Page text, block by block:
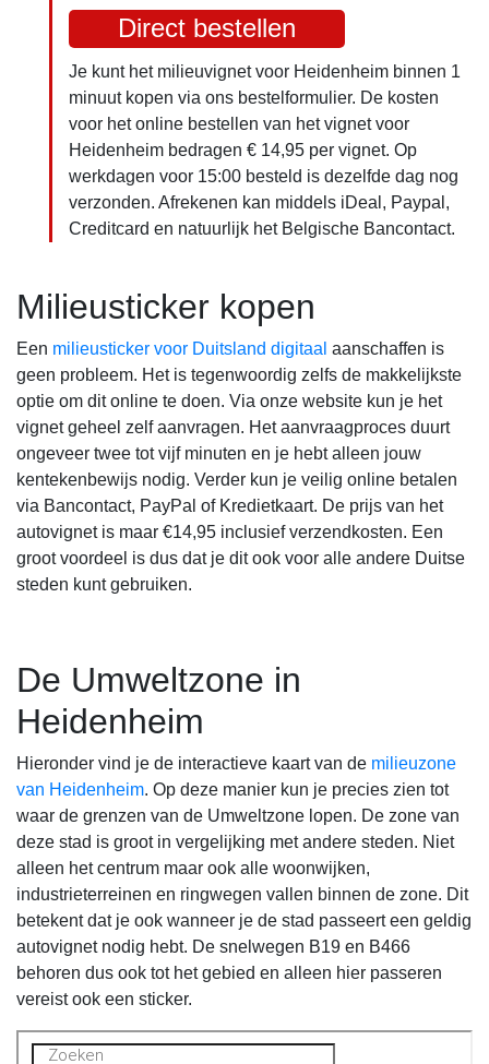
Direct bestellen
Je kunt het milieuvignet voor Heidenheim binnen 1
minuut kopen via ons bestelformulier. De kosten
voor het online bestellen van het vignet voor
Heidenheim bedragen € 14,95 per vignet. Op
werkdagen voor 15:00 besteld is dezelfde dag nog
verzonden. Afrekenen kan middels iDeal, Paypal,
Creditcard en natuurlijk het Belgische Bancontact.
Milieusticker kopen
Een milieusticker voor Duitsland digitaal aanschaffen is
geen probleem. Het is tegenwoordig zelfs de makkelijkste
optie om dit online te doen. Via onze website kun je het
vignet geheel zelf aanvragen. Het aanvraagproces duurt
ongeveer twee tot vijf minuten en je hebt alleen jouw
kentekenbewijs nodig. Verder kun je veilig online betalen
via Bancontact, PayPal of Kredietkaart. De prijs van het
autovignet is maar €14,95 inclusief verzendkosten. Een
groot voordeel is dus dat je dit ook voor alle andere Duitse
steden kunt gebruiken.
De Umweltzone in
Heidenheim
Hieronder vind je de interactieve kaart van de milieuzone
van Heidenheim. Op deze manier kun je precies zien tot
waar de grenzen van de Umweltzone lopen. De zone van
deze stad is groot in vergelijking met andere steden. Niet
alleen het centrum maar ook alle woonwijken,
industrieterreinen en ringwegen vallen binnen de zone. Dit
betekent dat je ook wanneer je de stad passeert een geldig
autovignet nodig hebt. De snelwegen B19 en B466
behoren dus ook tot het gebied en alleen hier passeren
vereist ook een sticker.